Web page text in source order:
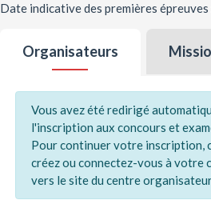
Date indicative des premières
Organisateurs
Vous avez été redirigé
l'inscription aux concours et
Pour continuer votre inscription,
créez ou connectez-vous à votre
vers le site du centre